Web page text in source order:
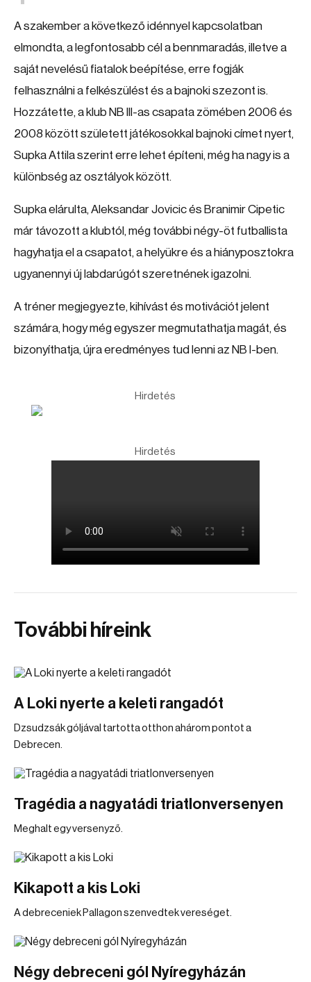
A szakember a következő idénnyel kapcsolatban
elmondta, a legfontosabb cél a bennmaradás, illetve a
saját nevelésű fiatalok beépítése, erre fogják
felhasználni a felkészülést és a bajnoki szezont is.
Hozzátette, a klub NB III-as csapata zömében 2006 és
2008 között született játékosokkal bajnoki címet nyert,
Supka Attila szerint erre lehet építeni, még ha nagy is a
különbség az osztályok között.
Supka elárulta, Aleksandar Jovicic és Branimir Cipetic
már távozott a klubtól, még további négy-öt futballista
hagyhatja el a csapatot, a helyükre és a hiányposztokra
ugyanennyi új labdarúgót szeretnének igazolni.
A tréner megjegyezte, kihívást és motivációt jelent
számára, hogy még egyszer megmutathatja magát, és
bizonyíthatja, újra eredményes tud lenni az NB I-ben.
Hirdetés
Hirdetés
További híreink
A Loki nyerte a keleti rangadót
Dzsudzsák góljával tartotta otthon ahárom pontot a
Debrecen.
Tragédia a nagyatádi triatlonversenyen
Meghalt egy versenyző.
Kikapott a kis Loki
A debreceniek Pallagon szenvedtek vereséget.
Négy debreceni gól Nyíregyházán